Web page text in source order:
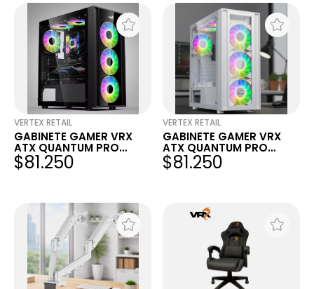
VERTEX RETAIL
GABINETE GAMER VRX
ATX QUANTUM PRO
BLACK 6 COOLER ARGB
SIN FUENTE
$81.250
VERTEX RETAIL
GABINETE GAMER VRX
ATX QUANTUM PRO
WHITE 6 COOLER ARGB
SIN FUENTE
$81.250